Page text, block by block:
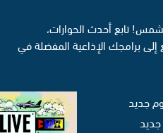
تابع أحدث الحوارات،
برامجك الإذاعية المفضلة في